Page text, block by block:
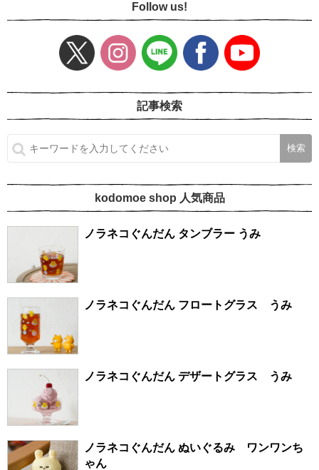
Follow us!
記事検索
kodomoe shop 人気商品
ノラネコぐんだん タンブラー うみ
ノラネコぐんだん フロートグラス うみ
ノラネコぐんだん デザートグラス うみ
ノラネコぐんだん ぬいぐるみ ワンワンち
ゃん